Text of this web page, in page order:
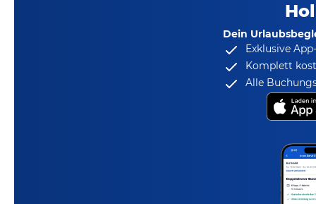
Dein
Exklusive
Komplett
Alle